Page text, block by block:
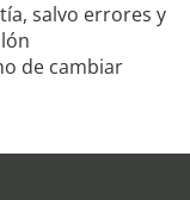
salvo errores y
de cambiar